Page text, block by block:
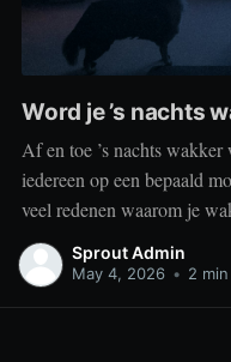
Word je ’s nachts
Af en toe ’s nachts
iedereen op een bepaald
veel redenen waarom je
het toilet moeten, je
slaap beïnvloeden. Dit is
Sprout Admin
May 4, 2026 • 2